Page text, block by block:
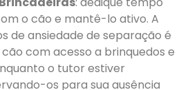
o cão e mantê-lo ativo. A
de ansiedade de separação é
com acesso a brinquedos e
o tutor estiver
os para sua ausência